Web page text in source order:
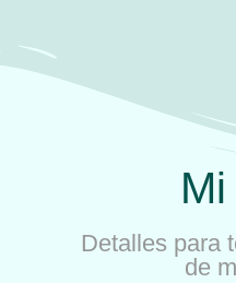
Detalles para
de